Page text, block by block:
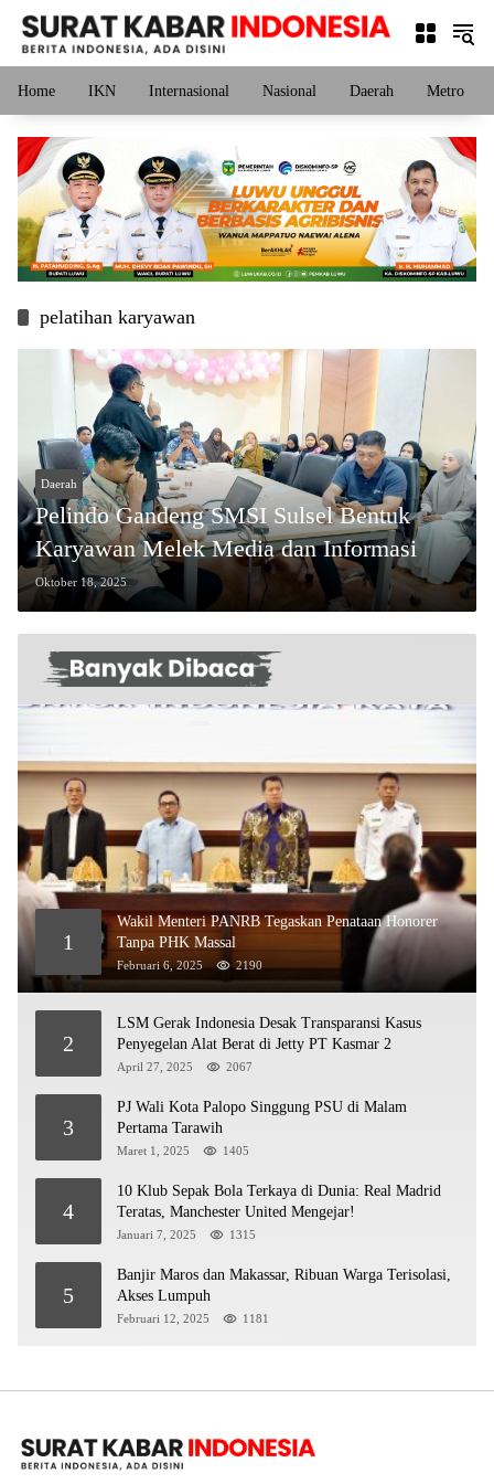
Langsung
konten
Home IKN Internasional Nasional Daerah Metro
pelatihan karyawan
Daerah
Pelindo Gandeng SMSI Sulsel Bentuk
Karyawan Melek Media dan Informasi
Oktober 18, 2025
1
Wakil Menteri PANRB Tegaskan Penataan Honorer
Tanpa PHK Massal
Februari 6, 2025 2190
2
LSM Gerak Indonesia Desak Transparansi Kasus
Penyegelan Alat Berat di Jetty PT Kasmar 2
April 27, 2025 2067
3
PJ Wali Kota Palopo Singgung PSU di Malam
Pertama Tarawih
Maret 1, 2025 1405
4
10 Klub Sepak Bola Terkaya di Dunia: Real Madrid
Teratas, Manchester United Mengejar!
Januari 7, 2025 1315
5
Banjir Maros dan Makassar, Ribuan Warga Terisolasi,
Akses Lumpuh
Februari 12, 2025 1181